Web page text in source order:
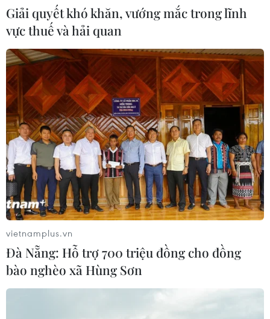
Giải quyết khó khăn, vướng mắc trong lĩnh
vực thuế và hải quan
vietnamplus.vn
Đà Nẵng: Hỗ trợ 700 triệu đồng cho đồng
bào nghèo xã Hùng Sơn